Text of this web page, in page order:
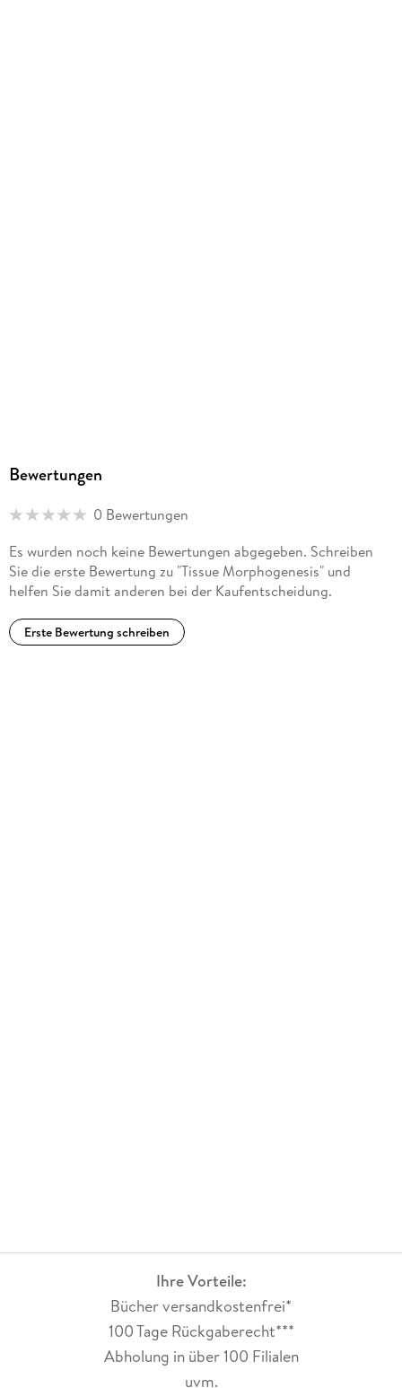
Bewertungen
0 Bewertungen
Es wurden noch keine Bewertungen abgegeben. Schreiben
Sie die erste Bewertung zu "Tissue Morphogenesis" und
helfen Sie damit anderen bei der Kaufentscheidung.
Erste Bewertung schreiben
Ihre Vorteile:
Bücher versandkostenfrei*
100 Tage Rückgaberecht***
Abholung in über 100 Filialen
uvm.